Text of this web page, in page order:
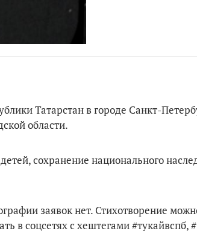
Татарстан в городе Санкт-
области.
сохранение национального
заявок нет. Стихотворение
в соцсетях с хештегами #тукайвспб,